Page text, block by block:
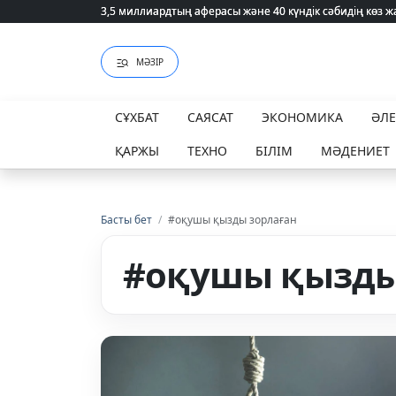
3,5 миллиардтың аферасы және 40 күндік сәбидің
3,5 миллиардтың аферасы және 40 күндік сәбидің
МӘЗІР
СҰХБАТ САЯСАТ ЭКОНОМИКА
ҚАРЖЫ
ТЕХНО БІЛІМ МӘДЕНИЕТ
Басты бет / #оқушы қызды зорлаған
#оқушы